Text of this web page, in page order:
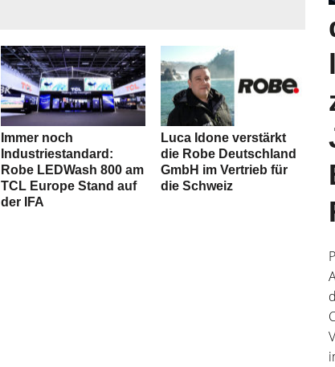
Immer noch
Industriestandard:
Robe LEDWash 800 am
TCL Europe Stand auf
der IFA
Luca Idone verstärkt
die Robe Deutschland
GmbH im Vertrieb für
die Schweiz